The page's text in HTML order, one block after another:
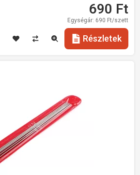
690 Ft
Egységár: 690 Ft/szett
Részletek